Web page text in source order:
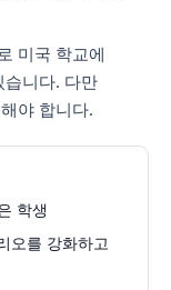
미국 학교에
습니다. 다만
야 합니다.
학생
오를 강화하고